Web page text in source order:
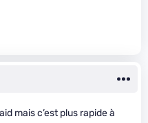
mais c’est plus rapide à